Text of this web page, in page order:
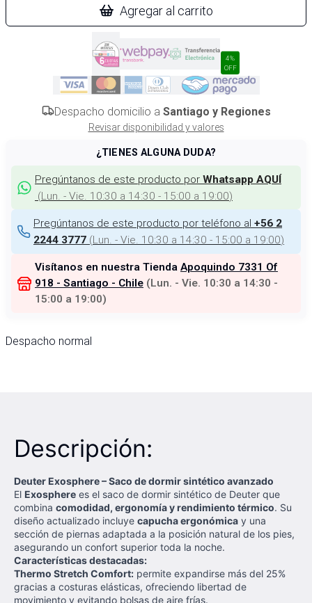
Agregar al carrito
4%
OFF
Despacho domicilio a Santiago y Regiones
Revisar disponibilidad y valores
¿TIENES ALGUNA DUDA?
Pregúntanos de este producto por Whatsapp AQUÍ
(Lun. - Vie. 10:30 a 14:30 - 15:00 a 19:00)
Pregúntanos de este producto por teléfono al +56 2
2244 3777 (Lun. - Vie. 10:30 a 14:30 - 15:00 a 19:00)
Visítanos en nuestra Tienda Apoquindo 7331 Of
918 - Santiago - Chile (Lun. - Vie. 10:30 a 14:30 -
15:00 a 19:00)
Despacho normal
Descripción:
Deuter Exosphere – Saco de dormir sintético avanzado
El Exosphere es el saco de dormir sintético de Deuter que
combina comodidad, ergonomía y rendimiento térmico. Su
diseño actualizado incluye capucha ergonómica y una
sección de piernas adaptada a la posición natural de los pies,
asegurando un confort superior toda la noche.
Características destacadas:
Thermo Stretch Comfort: permite expandirse más del 25%
gracias a costuras elásticas, ofreciendo libertad de
movimiento y evitando bolsas de aire frías.